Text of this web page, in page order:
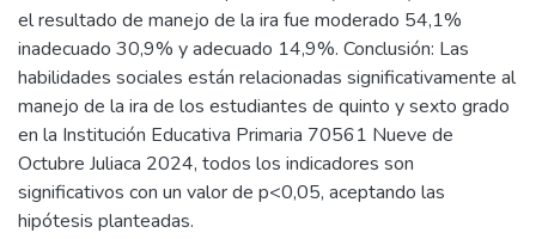
el resultado de manejo de la ira fue moderado 54,1%
inadecuado 30,9% y adecuado 14,9%. Conclusión: Las
habilidades sociales están relacionadas significativamente al
manejo de la ira de los estudiantes de quinto y sexto grado
en la Institución Educativa Primaria 70561 Nueve de
Octubre Juliaca 2024, todos los indicadores son
significativos con un valor de p<0,05, aceptando las
hipótesis planteadas.